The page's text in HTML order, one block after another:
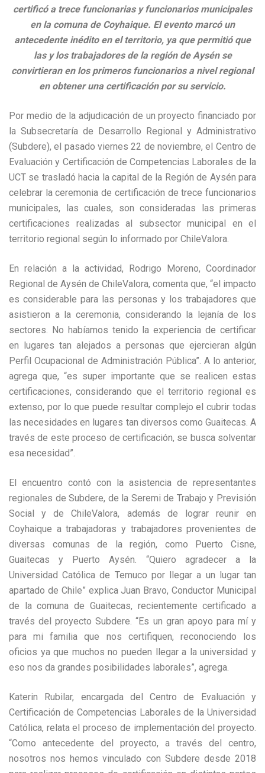
certificó a trece funcionarias y funcionarios municipales
en la comuna de Coyhaique. El evento marcó un
antecedente inédito en el territorio, ya que permitió que
las y los trabajadores de la región de Aysén se
convirtieran en los primeros funcionarios a nivel regional
en obtener una certificación por su servicio.
Por medio de la adjudicación de un proyecto financiado por
la Subsecretaría de Desarrollo Regional y Administrativo
(Subdere), el pasado viernes 22 de noviembre, el Centro de
Evaluación y Certificación de Competencias Laborales de la
UCT se trasladó hacia la capital de la Región de Aysén para
celebrar la ceremonia de certificación de trece funcionarios
municipales, las cuales, son consideradas las primeras
certificaciones realizadas al subsector municipal en el
territorio regional según lo informado por ChileValora.
En relación a la actividad, Rodrigo Moreno, Coordinador
Regional de Aysén de ChileValora, comenta que, “el impacto
es considerable para las personas y los trabajadores que
asistieron a la ceremonia, considerando la lejanía de los
sectores. No habíamos tenido la experiencia de certificar
en lugares tan alejados a personas que ejercieran algún
Perfil Ocupacional de Administración Pública”. A lo anterior,
agrega que, “es super importante que se realicen estas
certificaciones, considerando que el territorio regional es
extenso, por lo que puede resultar complejo el cubrir todas
las necesidades en lugares tan diversos como Guaitecas. A
través de este proceso de certificación, se busca solventar
esa necesidad”.
El encuentro contó con la asistencia de representantes
regionales de Subdere, de la Seremi de Trabajo y Previsión
Social y de ChileValora, además de lograr reunir en
Coyhaique a trabajadoras y trabajadores provenientes de
diversas comunas de la región, como Puerto Cisne,
Guaitecas y Puerto Aysén. “Quiero agradecer a la
Universidad Católica de Temuco por llegar a un lugar tan
apartado de Chile” explica Juan Bravo, Conductor Municipal
de la comuna de Guaitecas, recientemente certificado a
través del proyecto Subdere. “Es un gran apoyo para mí y
para mi familia que nos certifiquen, reconociendo los
oficios ya que muchos no pueden llegar a la universidad y
eso nos da grandes posibilidades laborales”, agrega.
Katerin Rubilar, encargada del Centro de Evaluación y
Certificación de Competencias Laborales de la Universidad
Católica, relata el proceso de implementación del proyecto.
“Como antecedente del proyecto, a través del centro,
nosotros nos hemos vinculado con Subdere desde 2018